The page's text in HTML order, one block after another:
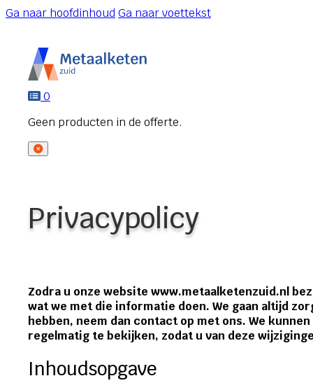
Ga naar hoofdinhoudGa naar voettekst
0
Privacypolicy
Zodra u onze website www.metaalketenzuid.nl
wat we met die informatie doen. We gaan altijd
hebben, neem dan contact op met ons. We
regelmatig te bekijken, zodat u van deze
Inhoudsopgave